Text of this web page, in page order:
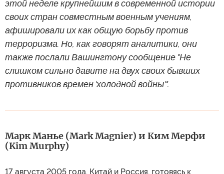
этой неделе крупнейшим в современной истории
своих стран совместным военным учениям,
афишировали их как общую борьбу против
терроризма. Но, как говорят аналитики, они
также послали Вашингтону сообщение "Не
слишком сильно давите на двух своих бывших
противников времен 'холодной войны'".
Марк Манье (Mark Magnier) и Ким Мерфи
(Kim Murphy)
17 августа 2005 года. Китай и Россия, готовясь к